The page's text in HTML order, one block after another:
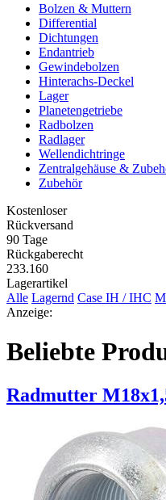
Bolzen & Muttern
Differential
Dichtungen
Endantrieb
Gewindebolzen
Hinterachs-Deckel
Lager
Planetengetriebe
Radbolzen
Radlager
Wellendichtringe
Zentralgehäuse &
Zubehör
Kostenloser
Rückversand
90 Tage
Rückgaberecht
233.160
Lagerartikel
Alle Lagernd Case IH / IHC
Anzeige:
Beliebte
Radmutter